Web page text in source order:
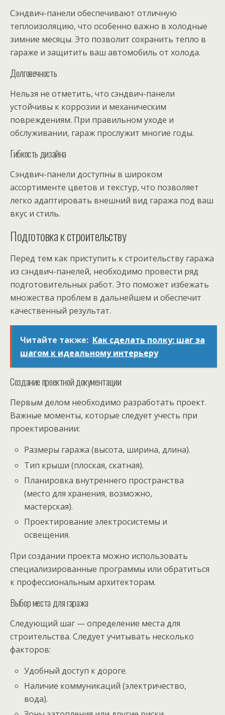
Сэндвич-панели обеспечивают отличную
теплоизоляцию, что особенно важно в холодные
зимние месяцы. Это позволит сохранить тепло в
гараже и защитить ваш автомобиль от холода.
Долговечность
Нельзя не отметить, что сэндвич-панели
устойчивы к коррозии и механическим
повреждениям. При правильном уходе и
обслуживании, гараж прослужит многие годы.
Гибкость дизайна
Сэндвич-панели доступны в широком
ассортименте цветов и текстур, что позволяет
легко адаптировать внешний вид гаража под ваш
вкус и стиль.
Подготовка к строительству
Перед тем как приступить к строительству гаража
из сэндвич-панелей, необходимо провести ряд
подготовительных работ. Это поможет избежать
множества проблем в дальнейшем и обеспечит
качественный результат.
Читайте также: Как сделать полку: шаг за
шагом к идеальному интерьеру
Создание проектной документации
Первым делом необходимо разработать проект.
Важные моменты, которые следует учесть при
проектировании:
Размеры гаража (высота, ширина, длина).
Тип крыши (плоская, скатная).
Планировка внутреннего пространства
(место для хранения, возможно,
мастерская).
Проектирование электросистемы и
освещения.
При создании проекта можно использовать
специализированные программы или обратиться
к профессиональным архитекторам.
Выбор места для гаража
Следующий шаг — определение места для
строительства. Следует учитывать несколько
факторов:
Удобный доступ к дороге.
Наличие коммуникаций (электричество,
вода).